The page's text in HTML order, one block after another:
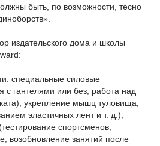
быть, по возможности, тесно
издательского дома и школы
специальные силовые
с гантелями или без, работа над
укрепление мышц туловища,
эластичных лент и т. д.);
спортсменов,
возобновление занятий после